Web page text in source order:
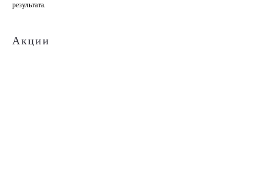
результата.
Акции